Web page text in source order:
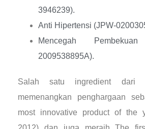
3946239).
Anti Hipertensi (JPW-
Mencegah
2009538895A).
Salah satu ingredient dari
memenangkan penghargaan
most innovative product of the